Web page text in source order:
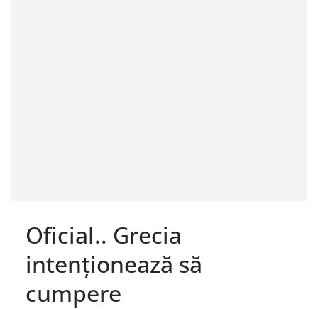
Oficial.. Grecia
intenționează să
cumpere